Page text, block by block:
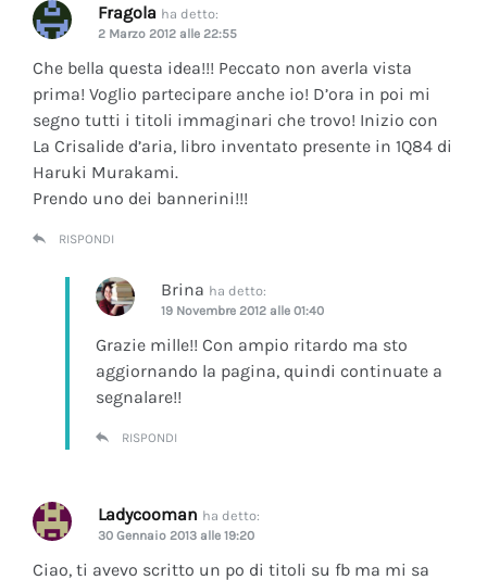
Fragola ha detto:
2 Marzo 2012 alle 22:55
Che bella questa idea!!! Peccato non averla vista
prima! Voglio partecipare anche io! D’ora in poi mi
segno tutti i titoli immaginari che trovo! Inizio con
La Crisalide d’aria, libro inventato presente in 1Q84 di
Haruki Murakami.
Prendo uno dei bannerini!!!
RISPONDI
Brina ha detto:
19 Novembre 2012 alle 01:40
Grazie mille!! Con ampio ritardo ma sto
aggiornando la pagina, quindi continuate a
segnalare!!
RISPONDI
Ladycooman ha detto:
30 Gennaio 2013 alle 19:20
Ciao, ti avevo scritto un po di titoli su fb ma mi sa